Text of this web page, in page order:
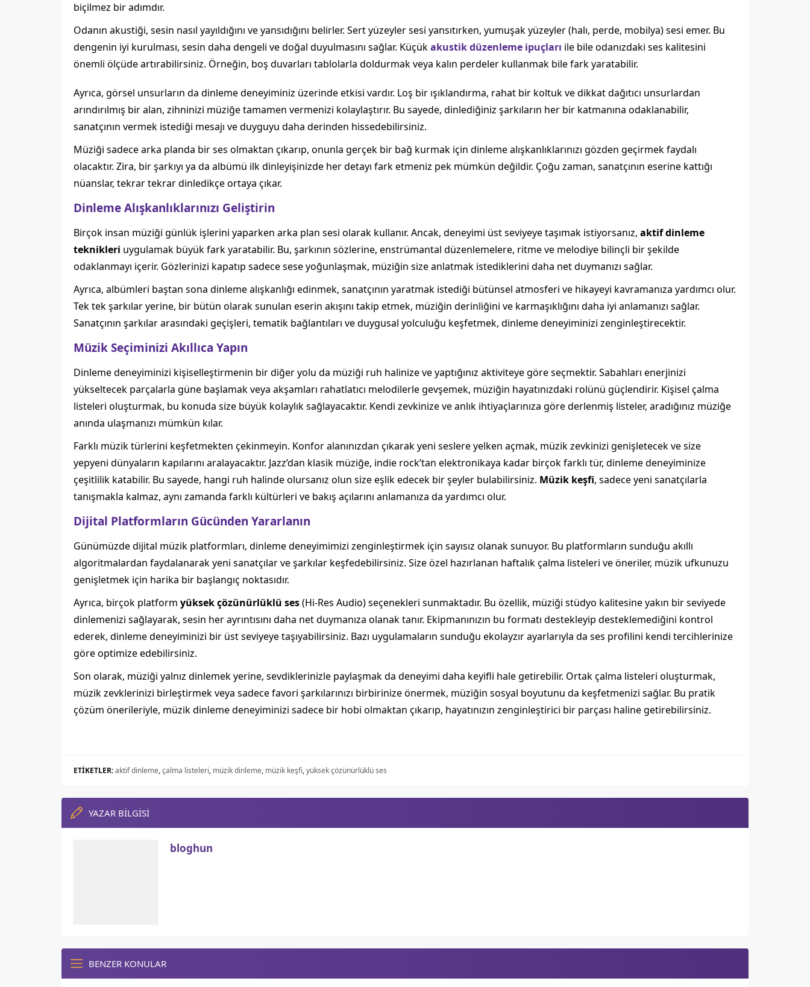
biçilmez bir adımdır.
Odanın akustiği, sesin nasıl yayıldığını ve yansıdığını belirler. Sert yüzeyler sesi yansıtırken, yumuşak yüzeyler (halı, perde, mobilya) sesi emer. Bu
dengenin iyi kurulması, sesin daha dengeli ve doğal duyulmasını sağlar. Küçükakustik düzenleme ipuçları ile bile odanızdaki ses kalitesini
önemli ölçüde artırabilirsiniz. Örneğin, boş duvarları tablolarla doldurmak veya kalın perdeler kullanmak bile fark yaratabilir.
Ayrıca, görsel unsurların da dinleme deneyiminiz üzerinde etkisi vardır. Loş bir ışıklandırma, rahat bir koltuk ve dikkat dağıtıcı unsurlardan
arındırılmış bir alan, zihninizi müziğe tamamen vermenizi kolaylaştırır. Bu sayede, dinlediğiniz şarkıların her bir katmanına odaklanabilir,
sanatçının vermek istediği mesajı ve duyguyu daha derinden hissedebilirsiniz.
Müziği sadece arka planda bir ses olmaktan çıkarıp, onunla gerçek bir bağ kurmak için dinleme alışkanlıklarınızı gözden geçirmek faydalı
olacaktır. Zira, bir şarkıyı ya da albümü ilk dinleyişinizde her detayı fark etmeniz pek mümkün değildir. Çoğu zaman, sanatçının eserine kattığı
nüanslar, tekrar tekrar dinledikçe ortaya çıkar.
Dinleme Alışkanlıklarınızı Geliştirin
Birçok insan müziği günlük işlerini yaparken arka plan sesi olarak kullanır. Ancak, deneyimi üst seviyeye taşımak istiyorsanız, aktif dinleme
teknikleri uygulamak büyük fark yaratabilir. Bu, şarkının sözlerine, enstrümantal düzenlemelere, ritme ve melodiye bilinçli bir şekilde
odaklanmayı içerir. Gözlerinizi kapatıp sadece sese yoğunlaşmak, müziğin size anlatmak istediklerini daha net duymanızı sağlar.
Ayrıca, albümleri baştan sona dinleme alışkanlığı edinmek, sanatçının yaratmak istediği bütünsel atmosferi ve hikayeyi kavramanıza yardımcı olur.
Tek tek şarkılar yerine, bir bütün olarak sunulan eserin akışını takip etmek, müziğin derinliğini ve karmaşıklığını daha iyi anlamanızı sağlar.
Sanatçının şarkılar arasındaki geçişleri, tematik bağlantıları ve duygusal yolculuğu keşfetmek, dinleme deneyiminizi zenginleştirecektir.
Müzik Seçiminizi Akıllıca Yapın
Dinleme deneyiminizi kişiselleştirmenin bir diğer yolu da müziği ruh halinize ve yaptığınız aktiviteye göre seçmektir. Sabahları enerjinizi
yükseltecek parçalarla güne başlamak veya akşamları rahatlatıcı melodilerle gevşemek, müziğin hayatınızdaki rolünü güçlendirir. Kişisel çalma
listeleri oluşturmak, bu konuda size büyük kolaylık sağlayacaktır. Kendi zevkinize ve anlık ihtiyaçlarınıza göre derlenmiş listeler, aradığınız müziğe
anında ulaşmanızı mümkün kılar.
Farklı müzik türlerini keşfetmekten çekinmeyin. Konfor alanınızdan çıkarak yeni seslere yelken açmak, müzik zevkinizi genişletecek ve size
yepyeni dünyaların kapılarını aralayacaktır. Jazz’dan klasik müziğe, indie rock’tan elektronikaya kadar birçok farklı tür, dinleme deneyiminize
çeşitlilik katabilir. Bu sayede, hangi ruh halinde olursanız olun size eşlik edecek bir şeyler bulabilirsiniz. Müzik keşfi, sadece yeni sanatçılarla
tanışmakla kalmaz, aynı zamanda farklı kültürleri ve bakış açılarını anlamanıza da yardımcı olur.
Dijital Platformların Gücünden Yararlanın
Günümüzde dijital müzik platformları, dinleme deneyimimizi zenginleştirmek için sayısız olanak sunuyor. Bu platformların sunduğu akıllı
algoritmalardan faydalanarak yeni sanatçılar ve şarkılar keşfedebilirsiniz. Size özel hazırlanan haftalık çalma listeleri ve öneriler, müzik ufkunuzu
genişletmek için harika bir başlangıç noktasıdır.
Ayrıca, birçok platform yüksek çözünürlüklü ses(Hi-Res Audio) seçenekleri sunmaktadır. Bu özellik, müziği stüdyo kalitesine yakın bir seviyede
dinlemenizi sağlayarak, sesin her ayrıntısını daha net duymanıza olanak tanır. Ekipmanınızın bu formatı destekleyip desteklemediğini kontrol
ederek, dinleme deneyiminizi bir üst seviyeye taşıyabilirsiniz. Bazı uygulamaların sunduğu ekolayzır ayarlarıyla da ses profilini kendi tercihlerinize
göre optimize edebilirsiniz.
Son olarak, müziği yalnız dinlemek yerine, sevdiklerinizle paylaşmak da deneyimi daha keyifli hale getirebilir. Ortak çalma listeleri oluşturmak,
müzik zevklerinizi birleştirmek veya sadece favori şarkılarınızı birbirinize önermek, müziğin sosyal boyutunu da keşfetmenizi sağlar. Bu pratik
çözüm önerileriyle, müzik dinleme deneyiminizi sadece bir hobi olmaktan çıkarıp, hayatınızın zenginleştirici bir parçası haline getirebilirsiniz.
ETİKETLER:aktif dinleme,çalma listeleri, müzik dinleme, müzik keşfi,yüksek çözünürlüklü ses
YAZAR BİLGİSİ
bloghun
BENZER KONULAR